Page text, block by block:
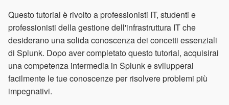
Questo tutorial è rivolto a professionisti IT, studenti e
professionisti della gestione dell'infrastruttura IT che
desiderano una solida conoscenza dei concetti essenziali
di Splunk. Dopo aver completato questo tutorial, acquisirai
una competenza intermedia in Splunk e svilupperai
facilmente le tue conoscenze per risolvere problemi più
impegnativi.